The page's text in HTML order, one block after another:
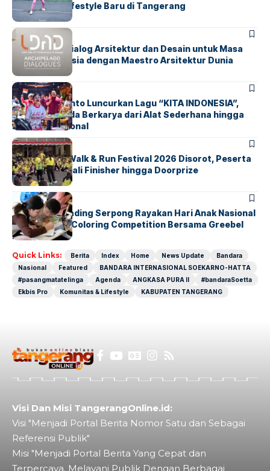
Olahraga & Lifestyle Baru di Tangerang
BERITAHOME
LDAD 2026: Dialog Arsitektur dan Desain untuk Masa
Depan Indonesia dengan Maestro Arsitektur Dunia
BERITAINDEX
Marissa Sutanto Luncurkan Lagu “KITA INDONESIA”,
Ajak Anak Muda Berkarya dari Alat Sederhana hingga
Musik Tradisional
BERITAINDEX
Tangsel Fun Walk & Run Festival 2026 Disorot, Peserta
Keluhkan Medali Finisher hingga Doorprize
BERITAINDEX
Atria Hotel Gading Serpong Rayakan Hari Anak Nasional
Lewat Family Coloring Competition Bersama Greebel
Indonesia
Quick Links: Berita Index Home News Update
Bandara
Nasional
Featured
BANDARA INTERNASIONAL SOEKARNO-HATTA
#pasangmatatelinga
Agenda ANGKASA PURA II
#bandaraSoetta
Ekbis Pro
Komunitas & Lifestyle KABUPATEN TANGERANG
Visi Dan Misi TangerangOnline.id:
Visi "Menjadi Portal Berita Nomor Satu dan Sebagai
Referensi Publik"
Misi "Menjadi Portal Berita Yang Cepat dan
Terpercaya. Melayani Publik Dengan Berbagai